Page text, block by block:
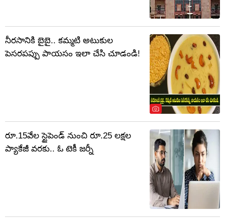
నీరసానికి బైబై.. కమ్మటి అటుకుల
పెసరపప్పు పాయసం ఇలా చేసి చూడండి!
రూ.15వేల స్టైపెండ్ నుంచి రూ.25 లక్షల
ప్యాకేజీ వరకు.. ఓ టెకీ జర్నీ